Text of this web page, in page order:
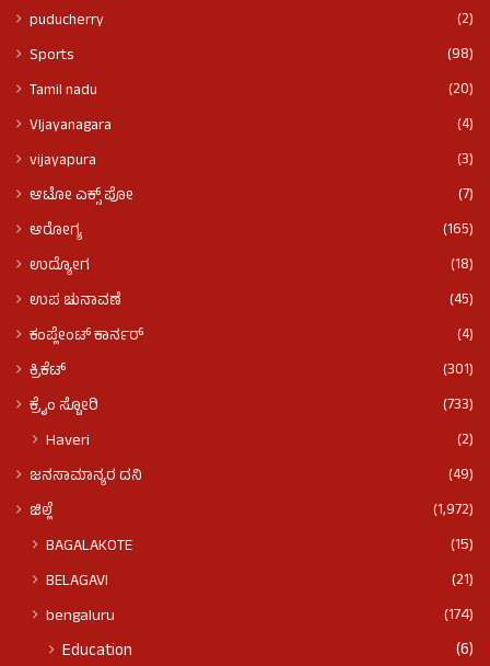
puducherry
(2)
Sports
(98)
Tamil nadu
(20)
VIjayanagara
(4)
vijayapura
(3)
ಆಟೋ ಎಕ್ಸ್ ಪೋ
(7)
ಆರೋಗ್ಯ
(165)
ಉದ್ಯೋಗ
(18)
ಉಪ ಚುನಾವಣೆ
(45)
ಕಂಪ್ಲೇಂಟ್ ಕಾರ್ನರ್
(4)
ಕ್ರಿಕೆಟ್
(301)
ಕ್ರೈಂ ಸ್ಟೋರಿ
(733)
Haveri (2)
ಜನಸಾಮಾನ್ಯರ ದನಿ
(49)
ಜಿಲ್ಲೆ
(1,972)
BAGALAKOTE
(15)
BELAGAVI
(21)
bengaluru
(174)
Education (6)